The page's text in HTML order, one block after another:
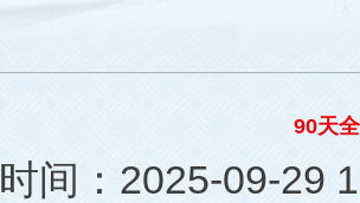
90天
时间：2025-09-29